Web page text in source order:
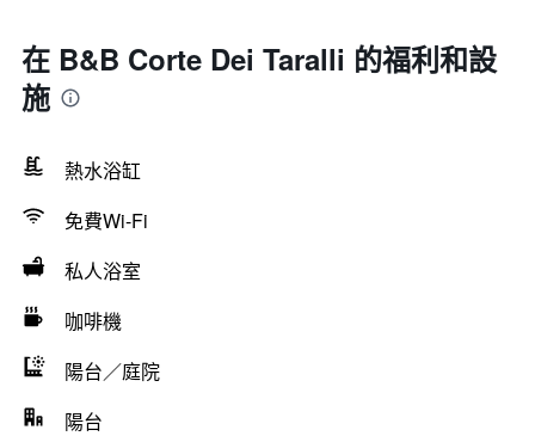
在 B&B Corte Dei Taralli 的福利和設
施
熱水浴缸
免費Wi-Fi
私人浴室
咖啡機
陽台／庭院
陽台